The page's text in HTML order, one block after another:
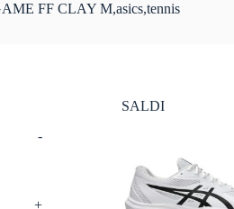
FF CLAY M,asics,tennis
SALDI
-
+